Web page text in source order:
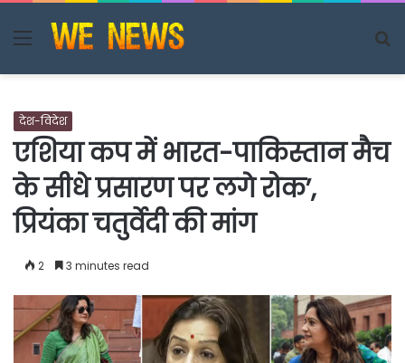
Menu
देश-विदेश
एशिया कप में भारत-पाकिस्तान मैच
के सीधे प्रसारण पर लगे रोक’,
प्रियंका चतुर्वेदी की मांग
2 3 minutes read